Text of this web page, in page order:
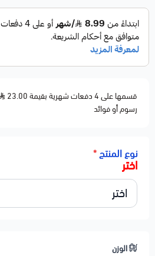
قسمها على 4 دفعات شهرية بقيمة 23.00
رسوم أو فوائد
نوع المنتج*
اختر
الوزن